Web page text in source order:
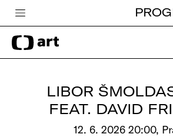
Česká televize
Zpravodajství
LIBOR
FEAT. DAVID
12. 6. 2026 20:00,